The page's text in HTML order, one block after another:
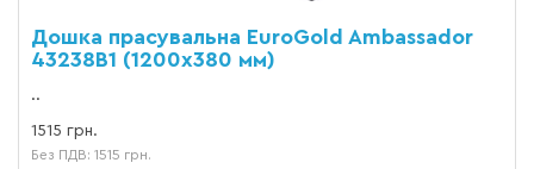
Дошка прасувальна EuroGold Ambassador
43238B1 (1200х380 мм)
..
1515 грн.
Без ПДВ: 1515 грн.